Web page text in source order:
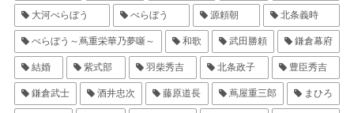
大河べらぼう べらぼう 源頼朝 北条義時
べらぼう～蔦重栄華乃夢噺～ 和歌 武田勝頼 鎌倉幕府
結婚 紫式部 羽柴秀吉 北条政子 豊臣秀吉
鎌倉武士 酒井忠次 藤原道長 蔦屋重三郎 まひろ